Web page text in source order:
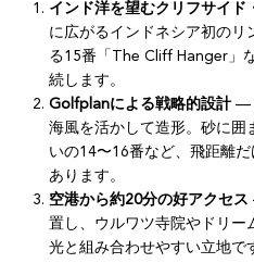
インド洋を望むクリフサイド
に広がるインドネシア初の
る15番「The Cliff Hanger」
続します。
Golfplanによる戦略的設計—
海風を活かして造形。砂に囲
いの14〜16番など、飛距離
あります。
空港から約20分の好アクセス
置し、ウルワツ寺院やドリー
光と組み合わせやすい立地で